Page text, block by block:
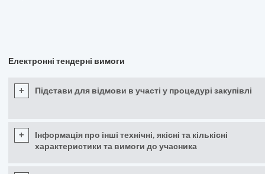
Електронні тендерні вимоги
+ Підстави для відмови в участі у процедурі закупівлі
+
Інформація про інші технічні, якісні та кількісні
характеристики та вимоги до учасника